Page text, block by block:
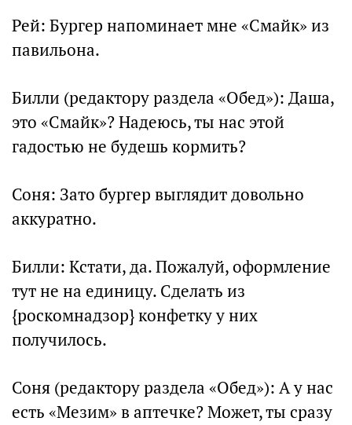
Рей: Бургер напоминает мне «Смайк» из
павильона.
Билли (редактору раздела «Обед»): Даша,
это «Смайк»? Надеюсь, ты нас этой
гадостью не будешь кормить?
Соня: Зато бургер выглядит довольно
аккуратно.
Билли: Кстати, да. Пожалуй, оформление
тут не на единицу. Сделать из
{роскомнадзор} конфетку у них
получилось.
Соня (редактору раздела «Обед»): А у нас
есть «Мезим» в аптечке? Может, ты сразу